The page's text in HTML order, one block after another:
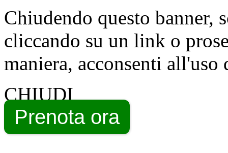
Chiudendo questo banner,
cliccando su un link o
maniera, acconsenti all'uso
CHIUDI
Prenota ora